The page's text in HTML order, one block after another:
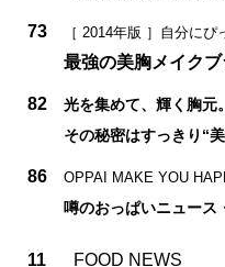
73 ［ 2014年版 ］自分にぴ
最強の美胸メイクブ
82
光を集めて、輝く胸元。
その秘密はすっきり“美
86 OPPAI MAKE YOU
噂のおっぱいニュース
11 FOOD NEWS